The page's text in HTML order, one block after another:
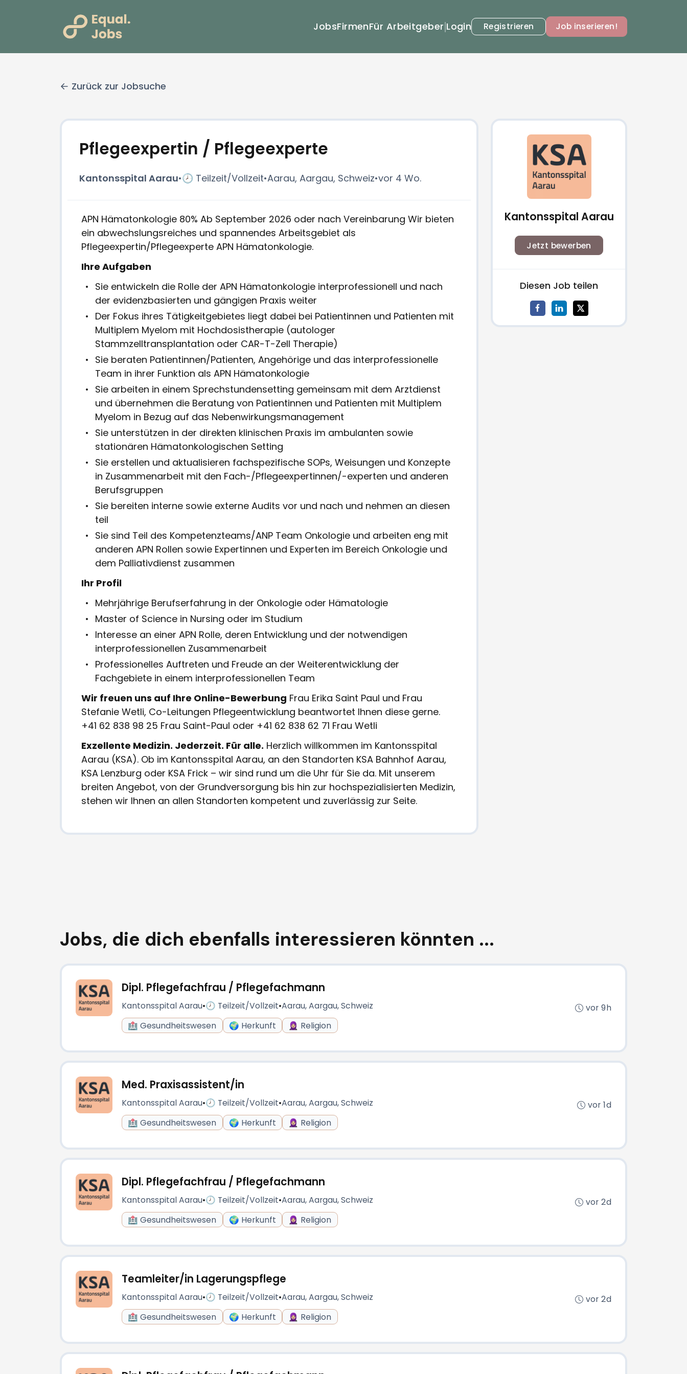
JobsFirmenFür Arbeitgeber Login Registrieren Job inserieren!
Zurück zur Jobsuche
Pflegeexpertin / Pflegeexperte
Kantonsspital Aarau•🕗 Teilzeit/Vollzeit•Aarau, Aargau, Schweiz•vor 4 Wo.
APN Hämatonkologie 80% Ab September 2026 oder nach Vereinbarung Wir bieten
ein abwechslungsreiches und spannendes Arbeitsgebiet als
Pflegeexpertin/Pflegeexperte APN Hämatonkologie.
Ihre Aufgaben
Sie entwickeln die Rolle der APN Hämatonkologie interprofessionell und nach
der evidenzbasierten und gängigen Praxis weiter
Der Fokus ihres Tätigkeitgebietes liegt dabei bei Patientinnen und Patienten mit
Multiplem Myelom mit Hochdosistherapie (autologer
Stammzelltransplantation oder CAR-T-Zell Therapie)
Sie beraten Patientinnen/Patienten, Angehörige und das interprofessionelle
Team in ihrer Funktion als APN Hämatonkologie
Sie arbeiten in einem Sprechstundensetting gemeinsam mit dem Arztdienst
und übernehmen die Beratung von Patientinnen und Patienten mit Multiplem
Myelom in Bezug auf das Nebenwirkungsmanagement
Sie unterstützen in der direkten klinischen Praxis im ambulanten sowie
stationären Hämatonkologischen Setting
Sie erstellen und aktualisieren fachspezifische SOPs, Weisungen und Konzepte
in Zusammenarbeit mit den Fach-/Pflegeexpertinnen/-experten und anderen
Berufsgruppen
Sie bereiten interne sowie externe Audits vor und nach und nehmen an diesen
teil
Sie sind Teil des Kompetenzteams/ANP Team Onkologie und arbeiten eng mit
anderen APN Rollen sowie Expertinnen und Experten im Bereich Onkologie und
dem Palliativdienst zusammen
Ihr Profil
Mehrjährige Berufserfahrung in der Onkologie oder Hämatologie
Master of Science in Nursing oder im Studium
Interesse an einer APN Rolle, deren Entwicklung und der notwendigen
interprofessionellen Zusammenarbeit
Professionelles Auftreten und Freude an der Weiterentwicklung der
Fachgebiete in einem interprofessionellen Team
Wir freuen uns auf Ihre Online-Bewerbung Frau Erika Saint Paul und Frau
Stefanie Wetli, Co-Leitungen Pflegeentwicklung beantwortet Ihnen diese gerne.
+41 62 838 98 25 Frau Saint-Paul oder +41 62 838 62 71 Frau Wetli
Exzellente Medizin. Jederzeit. Für alle. Herzlich willkommen im Kantonsspital
Aarau (KSA). Ob im Kantonsspital Aarau, an den Standorten KSA Bahnhof Aarau,
KSA Lenzburg oder KSA Frick – wir sind rund um die Uhr für Sie da. Mit unserem
breiten Angebot, von der Grundversorgung bis hin zur hochspezialisierten Medizin,
stehen wir Ihnen an allen Standorten kompetent und zuverlässig zur Seite.
Kantonsspital Aarau
Jetzt bewerben
Diesen Job teilen
Jobs, die dich ebenfalls interessieren könnten ...
Dipl. Pflegefachfrau / Pflegefachmann
Kantonsspital Aarau•🕗 Teilzeit/Vollzeit•Aarau, Aargau, Schweiz
🏥 Gesundheitswesen
🌍 Herkunft 🧕🏼 Religion
vor 9h
Med. Praxisassistent/in
Kantonsspital Aarau•🕗 Teilzeit/Vollzeit•Aarau, Aargau, Schweiz
🏥 Gesundheitswesen
🌍 Herkunft 🧕🏼 Religion
vor 1d
Dipl. Pflegefachfrau / Pflegefachmann
Kantonsspital Aarau•🕗 Teilzeit/Vollzeit•Aarau, Aargau, Schweiz
🏥 Gesundheitswesen
🌍 Herkunft 🧕🏼 Religion
vor 2d
Teamleiter/in Lagerungspflege
Kantonsspital Aarau•🕗 Teilzeit/Vollzeit•Aarau, Aargau, Schweiz
🏥 Gesundheitswesen
🌍 Herkunft 🧕🏼 Religion
vor 2d